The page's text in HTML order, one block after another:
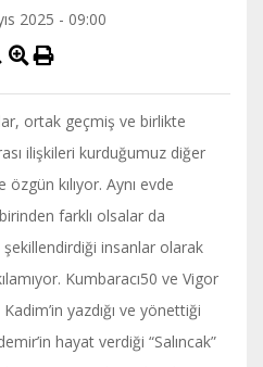
2025 - 09:00
ortak geçmiş ve birlikte
ilişkileri kurduğumuz diğer
kılıyor. Aynı evde
farklı olsalar da
insanlar olarak
Kumbaracı50 ve Vigor
yazdığı ve yönettiği
hayat verdiği “Salıncak”